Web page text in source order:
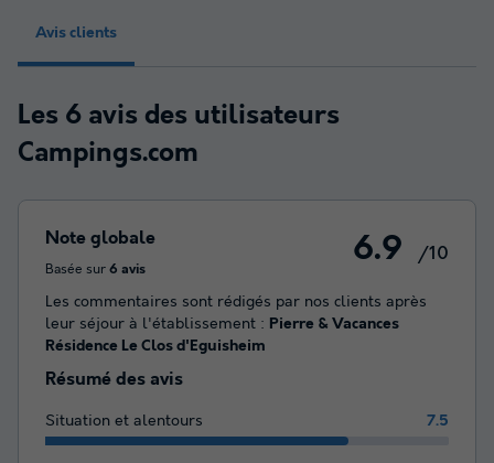
Avis clients
Les 6 avis des utilisateurs
Campings.com
Note globale
Basée sur 6 avis
6.9 /10
Les commentaires sont rédigés par nos clients après
leur séjour à l'établissement : Pierre & Vacances
Résidence Le Clos d'Eguisheim
Résumé des avis
Situation et alentours 7.5